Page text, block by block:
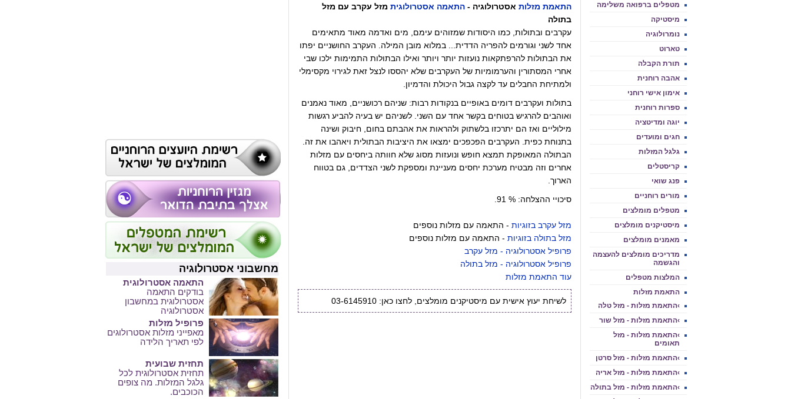
מטפלים ברפואה משלימה
מיסטיקה
נומרולוגיה
טארוט
תורת הקבלה
אהבה רוחנית
אימון אישי רוחני
ספרות רוחנית
יוגה ומדיטציה
חגים ומועדים
גלגל המזלות
קריסטלים
פנג שואי
מורים רוחניים
מטפלים מומלצים
מיסטיקנים מומלצים
מאמנים מומלצים
מדריכים מומלצים להעצמה
והגשמה
המלצות מטפלים
התאמת מזלות
›התאמת מזלות - מזל טלה
›התאמת מזלות - מזל שור
›התאמת מזלות - מזל
תאומים
›התאמת מזלות - מזל סרטן
›התאמת מזלות - מזל אריה
›התאמת מזלות - מזל בתולה
התאמת מזלות אסטרולוגיה - התאמה אסטרולוגית מזל עקרב עם מזל
בתולה
עקרבים ובתולות, כמו היסודות שמזוהים עימם, מים ואדמה מאוד מתאימים
אחד לשני וגורמים להפריה הדדית... במלוא מובן המילה. העקרב החושניים יפתו
את הבתולות להרפתקאות נועזות יותר ויותר ואילו הבתולות התמימות ילכו שבי
אחרי המסתורין והערמומיות של העקרבים שלא יהססו לנצל זאת לגירוי מקסימלי
ולמתיחת החבלים עד לקצה גבול היכולת והדמיון.
בתולות ועקרבים דומים באופיים בנקודות רבות: שניהם רכושניים, מאוד נאמנים
ואוהבים להרגיש בטוחים בקשר אחד עם השני. לשניהם יש בעיה להביע רגשות
מילוליים ואז הם יתרכזו בלשתוק ולהראות את אהבתם בחום, חיבוק ושינה
בתנוחת כפית. העקרבים הפכפכים ימצאו את היציבות הבתולית ויאהבו את זה.
הבתולה המאופקת תמצא חופש ונועזות מסוג שלא חוותה ביחסים עם מזלות
אחרים וזה מבטיח מערכת יחסים מעניינת ומספקת לשני הצדדים, גם בטווח
הארוך.
סיכויי ההצלחה: % 91.
מזל עקרב בזוגיות - התאמה עם מזלות נוספים
מזל בתולה בזוגיות - התאמה עם מזלות נוספים
פרופיל אסטרולוגיה - מזל עקרב
פרופיל אסטרולוגיה - מזל בתולה
עוד התאמת מזלות
לשיחת יעוץ אישית עם מיסטיקנים מומלצים, לחצו כאן: 03-6145910
מחשבוני אסטרולוגיה
התאמה אסטרולוגית
בודקים התאמה
אסטרולוגית במחשבון
אסטרולוגיה
פרופיל מזלות
מאפייני מזלות אסטרולוגים
לפי תאריך הלידה
תחזית שבועית
תחזית אסטרולוגית לכל
גלגל המזלות. מה צופים
הכוכבים.